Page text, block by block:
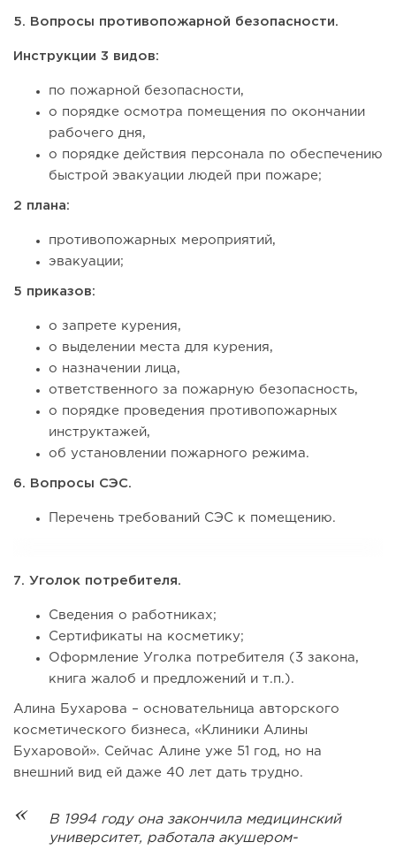
5. Вопросы противопожарной безопасности.
Инструкции 3 видов:
по пожарной безопасности,
о порядке осмотра помещения по окончании
рабочего дня,
о порядке действия персонала по обеспечению
быстрой эвакуации людей при пожаре;
2 плана:
противопожарных мероприятий,
эвакуации;
5 приказов:
о запрете курения,
о выделении места для курения,
о назначении лица,
ответственного за пожарную безопасность,
о порядке проведения противопожарных
инструктажей,
об установлении пожарного режима.
6. Вопросы СЭС.
Перечень требований СЭС к помещению.
7. Уголок потребителя.
Сведения о работниках;
Сертификаты на косметику;
Оформление Уголка потребителя (3 закона,
книга жалоб и предложений и т.п.).
Алина Бухарова – основательница авторского
косметического бизнеса, «Клиники Алины
Бухаровой». Сейчас Алине уже 51 год, но на
внешний вид ей даже 40 лет дать трудно.
В 1994 году она закончила медицинский
университет, работала акушером-